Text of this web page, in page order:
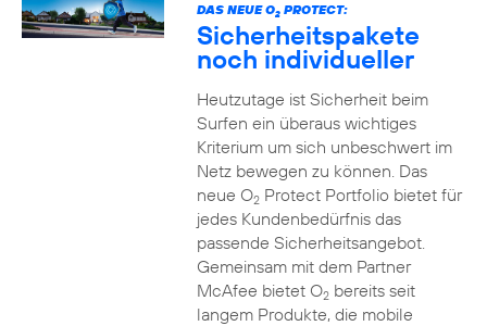
DAS NEUE O2PROTECT:
Sicherheitspakete
noch individueller
Heutzutage ist Sicherheit beim
Surfen ein überaus wichtiges
Kriterium um sich unbeschwert im
Netz bewegen zu können. Das
neue O2Protect Portfolio bietet für
jedes Kundenbedürfnis das
passende Sicherheitsangebot.
Gemeinsam mit dem Partner
McAfee bietet O2bereits seit
langem Produkte, die mobile